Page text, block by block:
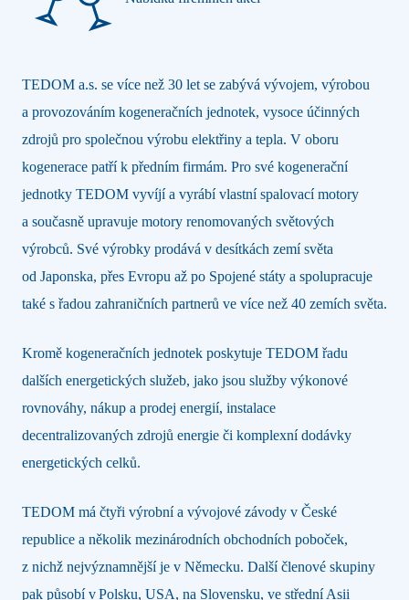
TEDOM a.s. se více než 30 let se zabývá vývojem, výrobou
a provozováním kogeneračních jednotek, vysoce účinných
zdrojů pro společnou výrobu elektřiny a tepla. V oboru
kogenerace patří k předním firmám. Pro své kogenerační
jednotky TEDOM vyvíjí a vyrábí vlastní spalovací motory
a současně upravuje motory renomovaných světových
výrobců. Své výrobky prodává v desítkách zemí světa
od Japonska, přes Evropu až po Spojené státy a spolupracuje
také s řadou zahraničních partnerů ve více než 40 zemích světa.
Kromě kogeneračních jednotek poskytuje TEDOM řadu
dalších energetických služeb, jako jsou služby výkonové
rovnováhy, nákup a prodej energií, instalace
decentralizovaných zdrojů energie či komplexní dodávky
energetických celků.
TEDOM má čtyři výrobní a vývojové závody v České
republice a několik mezinárodních obchodních poboček,
z nichž nejvýznamnější je v Německu. Další členové skupiny
pak působí v Polsku, USA, na Slovensku, ve střední Asii